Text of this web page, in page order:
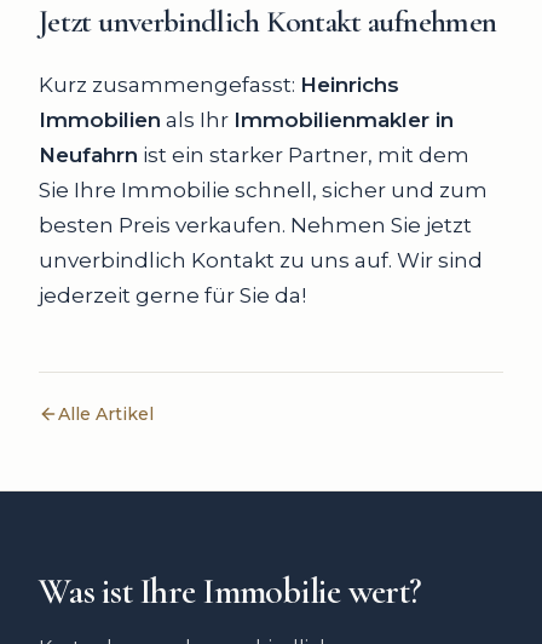
Jetzt unverbindlich Kontakt aufnehmen
Kurz zusammengefasst: Heinrichs
Immobilien als Ihr Immobilienmakler in
Neufahrn ist ein starker Partner, mit dem
Sie Ihre Immobilie schnell, sicher und zum
besten Preis verkaufen. Nehmen Sie jetzt
unverbindlich Kontakt zu uns auf. Wir sind
jederzeit gerne für Sie da!
Alle Artikel
Was ist Ihre Immobilie wert?